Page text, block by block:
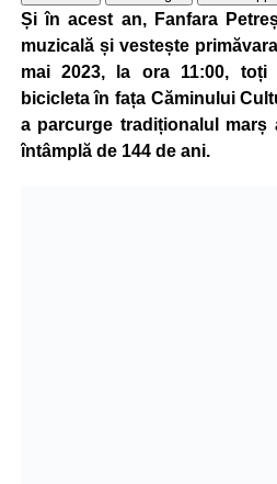
Și în acest an, Fanfara
muzicală și vestește
mai 2023, la ora 11:00,
bicicleta în fața Căminului
a parcurge tradiționalul marș
întâmplă de 144 de ani.